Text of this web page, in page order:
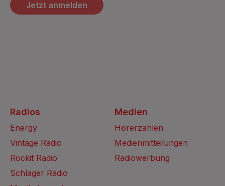
Jetzt anmelden
Radios
Energy
Vintage Radio
Rockit Radio
Schlager Radio
Medien
Hörerzahlen
Medienmitteilungen
Radiowerbung